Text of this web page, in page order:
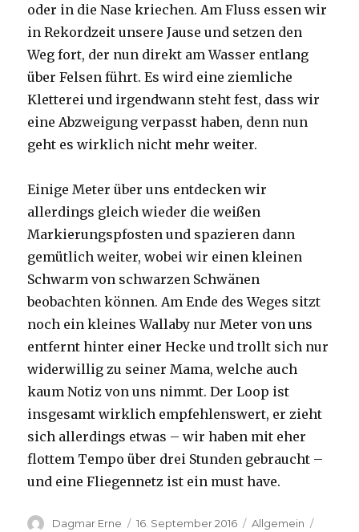
oder in die Nase kriechen. Am Fluss essen wir
in Rekordzeit unsere Jause und setzen den
Weg fort, der nun direkt am Wasser entlang
über Felsen führt. Es wird eine ziemliche
Kletterei und irgendwann steht fest, dass wir
eine Abzweigung verpasst haben, denn nun
geht es wirklich nicht mehr weiter.
Einige Meter über uns entdecken wir
allerdings gleich wieder die weißen
Markierungspfosten und spazieren dann
gemütlich weiter, wobei wir einen kleinen
Schwarm von schwarzen Schwänen
beobachten können. Am Ende des Weges sitzt
noch ein kleines Wallaby nur Meter von uns
entfernt hinter einer Hecke und trollt sich nur
widerwillig zu seiner Mama, welche auch
kaum Notiz von uns nimmt. Der Loop ist
insgesamt wirklich empfehlenswert, er zieht
sich allerdings etwas – wir haben mit eher
flottem Tempo über drei Stunden gebraucht –
und eine Fliegennetz ist ein must have.
Autor
Dagmar Erne
Veröffentlicht
16. September 2016 Kategorien
Allgemein